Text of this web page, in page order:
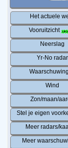
Het actuele
Vooruitzicht
Neerslag
Yr-No radar
Wind
Zon/maan/
Stel je eigen
Meer radars/
Meer